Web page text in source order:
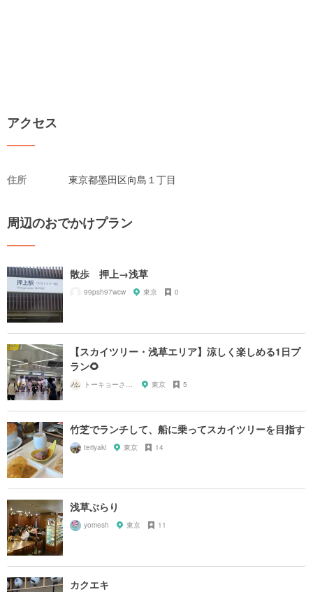
アクセス
住所 東京都墨田区向島１丁目
周辺のおでかけプラン
散歩 押上→浅草
99psh97wcw 東京 0
【スカイツリー・浅草エリア】涼しく楽しめる1日プ
ラン🌻
東京 5
竹芝でランチして、船に乗ってスカイツリーを目指す
teriyaki 東京 14
浅草ぶらり
yomesh 東京 11
カクエキ